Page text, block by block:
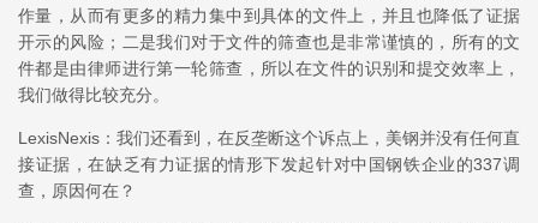
作量，从而有更多的精力集中到具体的文件上，并且也降低了证据
开示的风险；二是我们对于文件的筛查也是非常谨慎的，所有的文
件都是由律师进行第一轮筛查，所以在文件的识别和提交效率上，
我们做得比较充分。
LexisNexis：我们还看到，在反垄断这个诉点上，美钢并没有任何直
接证据，在缺乏有力证据的情形下发起针对中国钢铁企业的337调
查，原因何在？